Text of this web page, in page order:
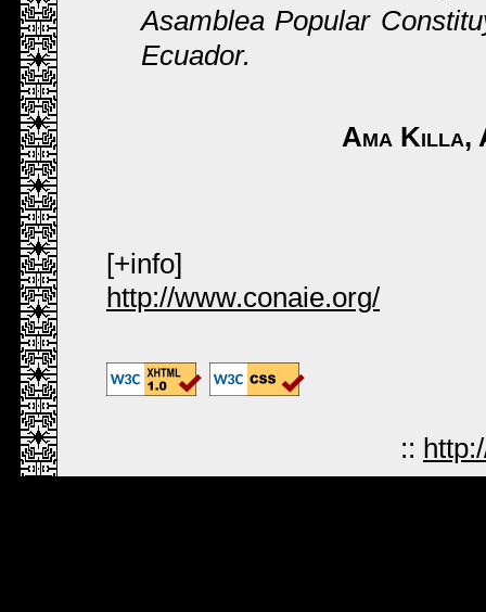
Asamblea Popular
Ecuador.
Ama Killa,
[+info]
http://www.conaie.org/
::